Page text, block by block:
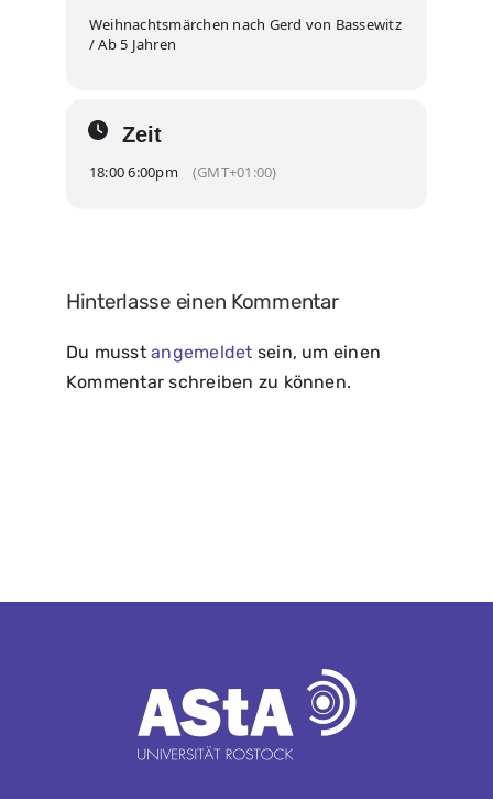
Weihnachtsmärchen nach Gerd von Bassewitz
/ Ab 5 Jahren
Zeit
18:00 6:00pm (GMT+01:00)
Hinterlasse einen Kommentar
Du musstangemeldet sein, um einen
Kommentar schreiben zu können.